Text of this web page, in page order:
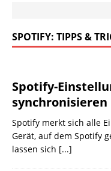
SPOTIFY: TIPPS &
Spotify-
synchronisieren
Spotify merkt sich alle
Gerät, auf dem Spotify
lassen sich [...]